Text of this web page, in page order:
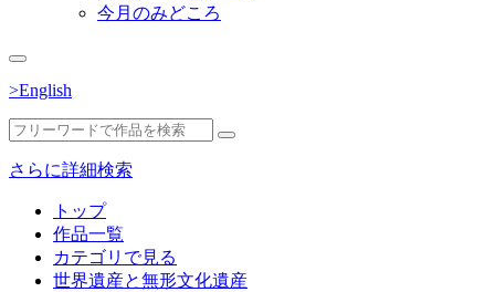
今月のみどころ
>English
さらに詳細検索
トップ
作品一覧
カテゴリで見る
世界遺産と無形文化遺産